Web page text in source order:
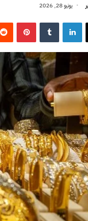
يونيو 28, 2026
‫X لينكدإن بينتيريست